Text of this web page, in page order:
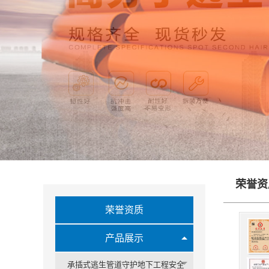
荣誉资质
产品展示
承插式逃生管道守护地下工程安全
荣誉